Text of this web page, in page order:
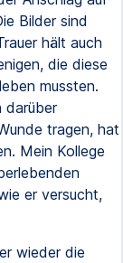
Bilder sind
hält auch
die diese
mussten.
darüber
tragen, hat
Mein Kollege
er versucht,
wieder die